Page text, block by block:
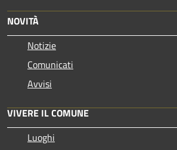
NOVITÀ
Notizie
Comunicati
Avvisi
VIVERE IL COMUNE
Luoghi